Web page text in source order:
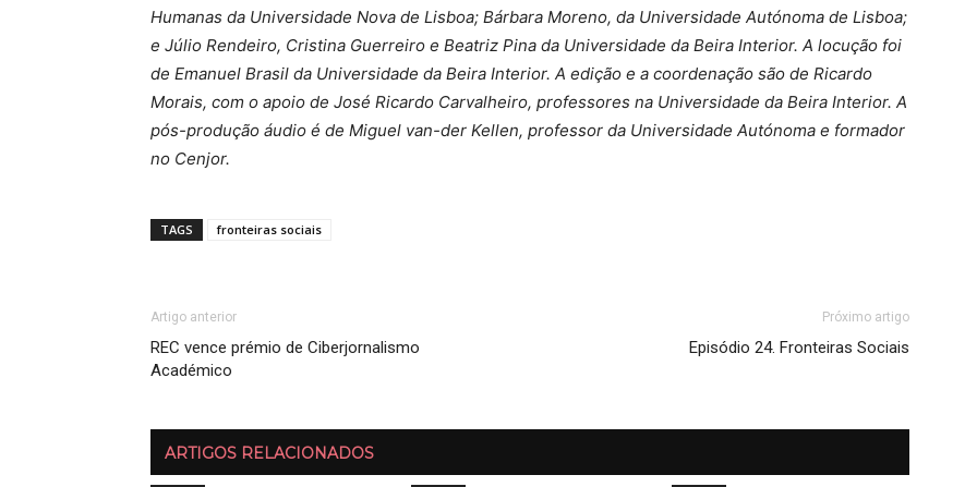
Humanas da Universidade Nova de Lisboa; Bárbara Moreno, da Universidade Autónoma de Lisboa;
e Júlio Rendeiro, Cristina Guerreiro e Beatriz Pina da Universidade da Beira Interior. A locução foi
de Emanuel Brasil da Universidade da Beira Interior. A edição e a coordenação são de Ricardo
Morais, com o apoio de José Ricardo Carvalheiro, professores na Universidade da Beira Interior. A
pós-produção áudio é de Miguel van-der Kellen, professor da Universidade Autónoma e formador
no Cenjor.
TAGS fronteiras sociais
Artigo anterior
REC vence prémio de Ciberjornalismo
Académico
Próximo artigo
Episódio 24. Fronteiras Sociais
ARTIGOS RELACIONADOS